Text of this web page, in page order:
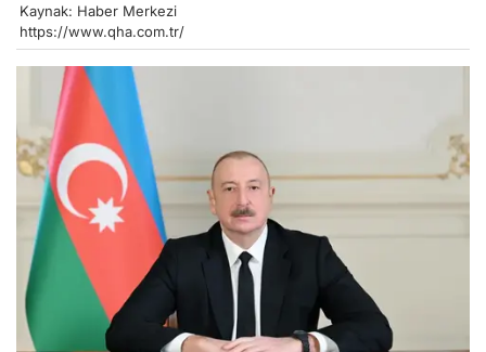
Kaynak: Haber Merkezi
https://www.qha.com.tr/